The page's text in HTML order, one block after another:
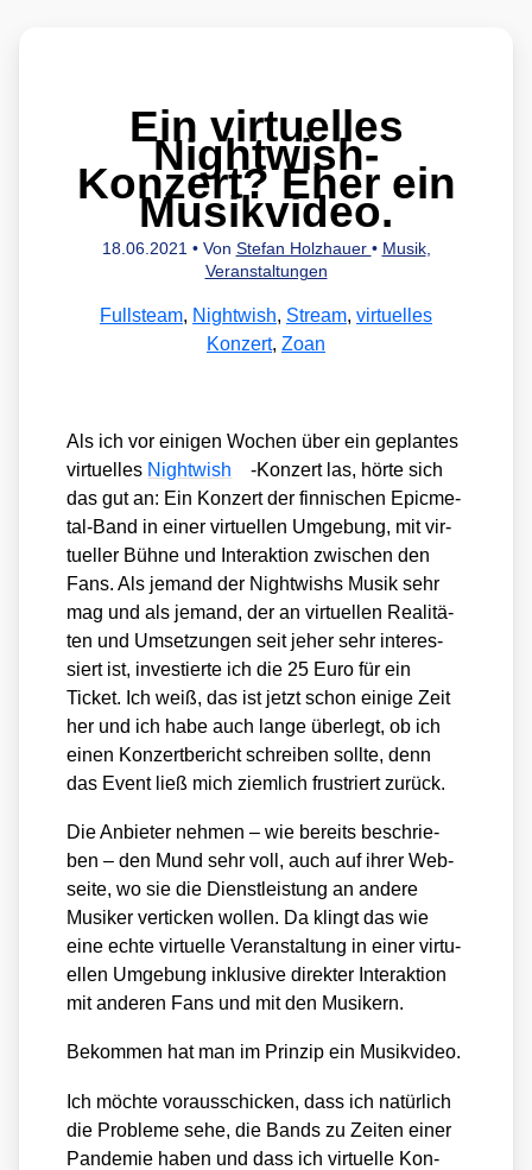
Ein virtuelles
Nightwish-
Konzert? Eher ein
Musikvideo.
18.06.2021 • Von Stefan Holzhauer • Musik,
Veranstaltungen
Fullsteam, Nightwish, Stream, virtuelles
Konzert, Zoan
Als ich vor eini­gen Wochen über ein geplan­tes
vir­tu­el­les Night­wish
-Kon­zert las, hör­te sich
das gut an: Ein Kon­zert der fin­ni­schen Epi­c­me­
tal-Band in einer vir­tu­el­len Umge­bung, mit vir­
tu­el­ler Büh­ne und Inter­ak­ti­on zwi­schen den
Fans. Als jemand der Night­wishs Musik sehr
mag und als jemand, der an vir­tu­el­len Rea­li­tä­
ten und Umset­zun­gen seit jeher sehr inter­es­
siert ist, inves­tier­te ich die 25 Euro für ein
Ticket. Ich weiß, das ist jetzt schon eini­ge Zeit
her und ich habe auch lan­ge über­legt, ob ich
einen Kon­zert­be­richt schrei­ben soll­te, denn
das Event ließ mich ziem­lich frus­triert zurück.
Die Anbie­ter neh­men – wie bereits beschrie­
ben – den Mund sehr voll, auch auf ihrer Web­
sei­te, wo sie die Dienst­leis­tung an ande­re
Musi­ker ver­ti­cken wol­len. Da klingt das wie
eine ech­te vir­tu­el­le Ver­an­stal­tung in einer vir­tu­
el­len Umge­bung inklu­si­ve direk­ter Inter­ak­ti­on
mit ande­ren Fans und mit den Musi­kern.
Bekom­men hat man im Prin­zip ein Musik­vi­deo.
Ich möch­te vor­aus­schi­cken, dass ich natür­lich
die Pro­ble­me sehe, die Bands zu Zei­ten einer
Pan­de­mie haben und dass ich vir­tu­el­le Kon­